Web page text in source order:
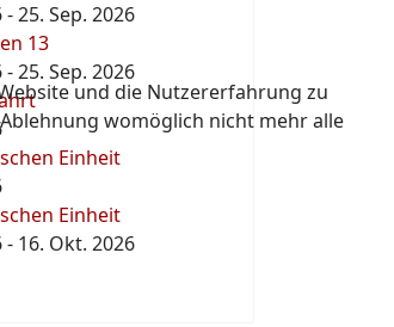
-25. Sep. 2026
13
-25. Sep. 2026
Einheit
Einheit
- 16. Okt. 2026
und die Nutzererfahrung zu
womöglich nicht mehr alle